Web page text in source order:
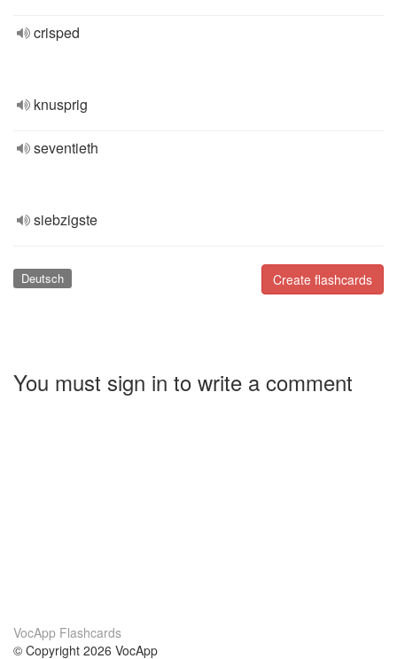
crisped
knusprig
seventieth
siebzigste
Create flashcards
Deutsch
You must sign in to write a comment
VocApp Flashcards
© Copyright 2026 VocApp